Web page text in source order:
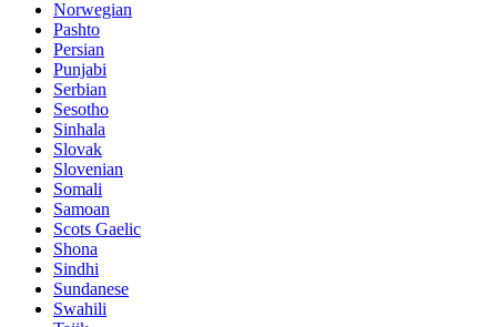
Norwegian
Pashto
Persian
Punjabi
Serbian
Sesotho
Sinhala
Slovak
Slovenian
Somali
Samoan
Scots Gaelic
Shona
Sindhi
Sundanese
Swahili